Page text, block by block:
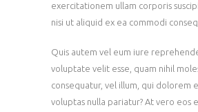
exercitationem ullam corporis
nisi ut aliquid ex ea commodi
Quis autem vel eum iure
voluptate velit esse, quam nihil
consequatur, vel illum, qui dolorem
voluptas nulla pariatur? At vero eos